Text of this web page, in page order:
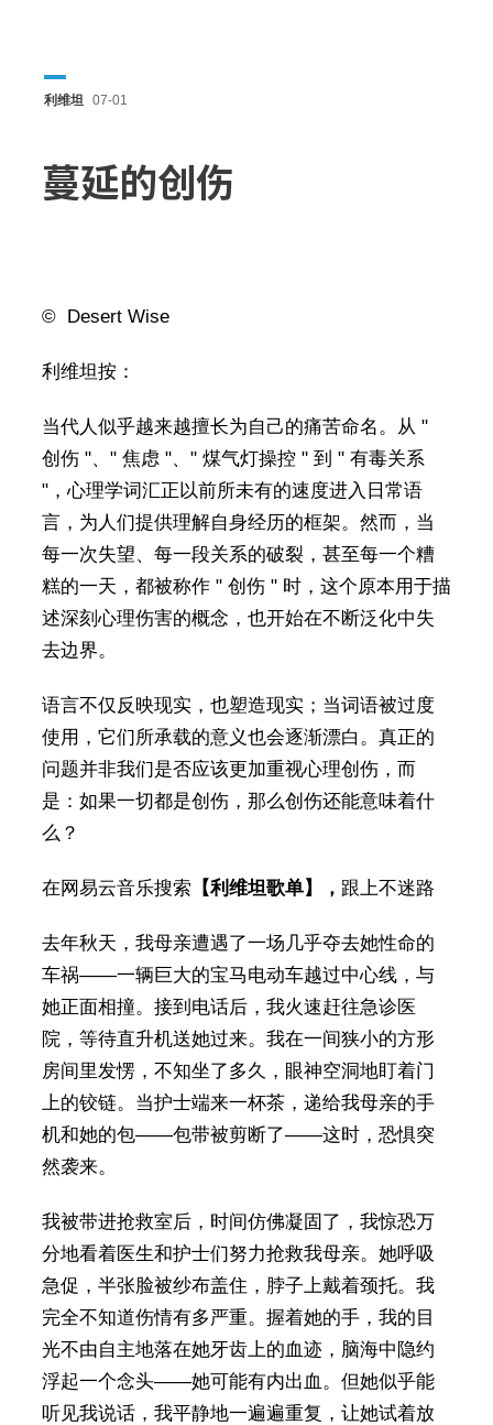
利维坦 07-01
蔓延的创伤
© Desert Wise
利维坦按：
当代人似乎越来越擅长为自己的痛苦命名。从 "
创伤 "、" 焦虑 "、" 煤气灯操控 " 到 " 有毒关系
"，心理学词汇正以前所未有的速度进入日常语
言，为人们提供理解自身经历的框架。然而，当
每一次失望、每一段关系的破裂，甚至每一个糟
糕的一天，都被称作 " 创伤 " 时，这个原本用于描
述深刻心理伤害的概念，也开始在不断泛化中失
去边界。
语言不仅反映现实，也塑造现实；当词语被过度
使用，它们所承载的意义也会逐渐漂白。真正的
问题并非我们是否应该更加重视心理创伤，而
是：如果一切都是创伤，那么创伤还能意味着什
么？
在网易云音乐搜索 【利维坦歌单】 ， 跟上不迷路
去年秋天，我母亲遭遇了一场几乎夺去她性命的
车祸——一辆巨大的宝马电动车越过中心线，与
她正面相撞。接到电话后，我火速赶往急诊医
院，等待直升机送她过来。我在一间狭小的方形
房间里发愣，不知坐了多久，眼神空洞地盯着门
上的铰链。当护士端来一杯茶，递给我母亲的手
机和她的包——包带被剪断了——这时，恐惧突
然袭来。
我被带进抢救室后，时间仿佛凝固了，我惊恐万
分地看着医生和护士们努力抢救我母亲。她呼吸
急促，半张脸被纱布盖住，脖子上戴着颈托。我
完全不知道伤情有多严重。握着她的手，我的目
光不由自主地落在她牙齿上的血迹，脑海中隐约
浮起一个念头——她可能有内出血。但她似乎能
听见我说话，我平静地一遍遍重复，让她试着放